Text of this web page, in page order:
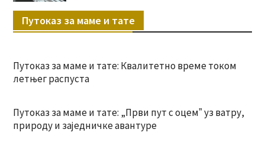
Путоказ за маме и тате
Путоказ за маме и тате: Квалитетно време током
летњег распуста
Путоказ за маме и тате: „Први пут с оцемˮ уз ватру,
природу и заједничке авантуре